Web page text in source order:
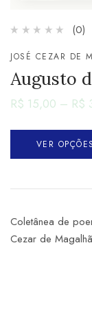
(0)
JOSÉ CEZAR DE
Augusto
R$ 15,00 – R$
VER OPÇÕES
Coletânea de
Cezar de